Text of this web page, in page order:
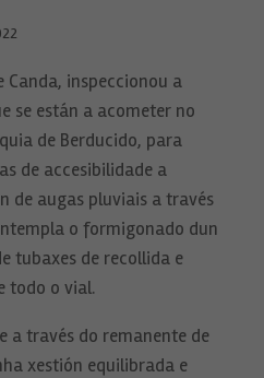
Canda, inspeccionou a
se están a acometer no
de Berducido, para
de accesibilidade a
de augas pluviais a través
o formigonado dun
tubaxes de recollida e
todo o vial.
a través do remanente de
xestión equilibrada e